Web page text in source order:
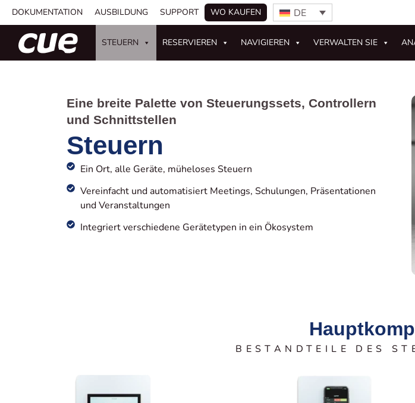
DOKUMENTATION AUSBILDUNG SUPPORT WO KAUFEN DE
STEUERN RESERVIEREN NAVIGIEREN VERWALTEN SIE
Eine breite Palette von Steuerungssets, Controllern
und Schnittstellen
Steuern
Ein Ort, alle Geräte, müheloses Steuern
Vereinfacht und automatisiert Meetings, Schulungen, Präsentationen
und Veranstaltungen
Integriert verschiedene Gerätetypen in ein Ökosystem
BESTANDTEILE DES